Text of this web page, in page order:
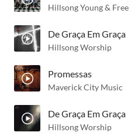
Hillsong Young & Free
De Graça Em Graça
Hillsong Worship
Promessas
Maverick City Music
De Graça Em Graça
Hillsong Worship